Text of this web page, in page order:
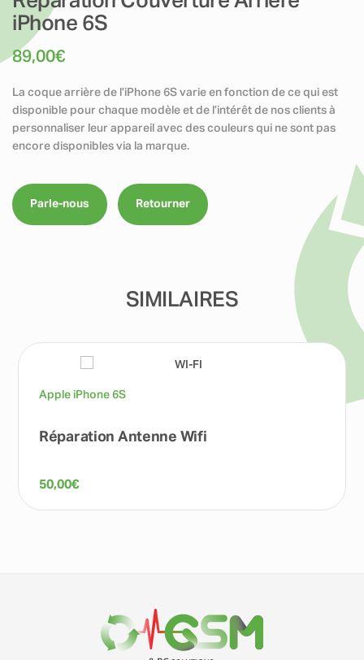
iPhone 6S
89,00€
La coque arrière de l’iPhone 6S varie en fonction de ce qui est
disponible pour chaque modèle et de l’intérêt de nos clients à
personnaliser leur appareil avec des couleurs qui ne sont pas
encore disponibles via la marque.
Parle-nous Retourner
SIMILAIRES
Apple iPhone 6S
Réparation Antenne Wifi
50,00€